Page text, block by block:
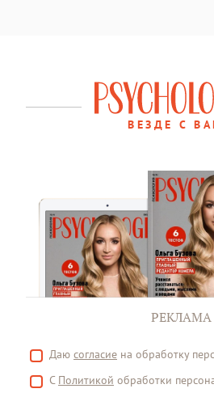
ВЕЗДЕ С
РЕКЛАМА
Даю согласие на обработку
С Политикой обработки